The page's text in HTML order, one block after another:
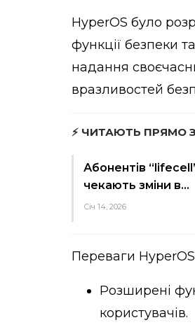
HyperOS було
функції безпеки
надання
вразливостей
⚡ ЧИТАЮТЬ ПРЯМО
Абонентів
чекають зміни в…
Січ 14, 2026
Переваги
Розширені
користувачів.